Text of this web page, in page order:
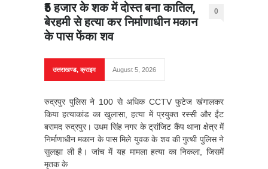
₹5 हजार के शक में दोस्त बना कातिल,
बेरहमी से हत्या कर निर्माणाधीन मकान
के पास फेंका शव
0
उत्तराखण्ड,क्राइम August 5, 2026
रुद्रपुर पुलिस ने 100 से अधिक CCTV फुटेज खंगालकर
किया हत्याकांड का खुलासा, हत्या में प्रयुक्त रस्सी और ईंट
बरामद रुद्रपुर। उधम सिंह नगर के ट्रांजिट कैंप थाना क्षेत्र में
निर्माणाधीन मकान के पास मिले युवक के शव की गुत्थी पुलिस ने
सुलझा ली है। जांच में यह मामला हत्या का निकला, जिसमें
मृतक के